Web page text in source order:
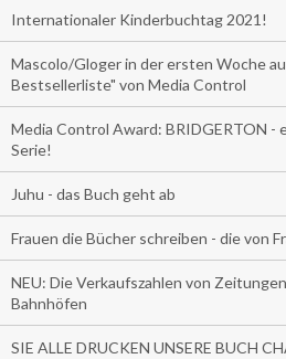
Internationaler Kinderbuchtag 2021!
Mascolo/Gloger in der ersten Woche
Bestsellerliste" von Media Control
Media Control Award: BRIDGERTON -
Serie!
Juhu - das Buch geht ab
Frauen die Bücher schreiben - die von
NEU: Die Verkaufszahlen von
Bahnhöfen
SIE ALLE DRUCKEN UNSERE BUCH